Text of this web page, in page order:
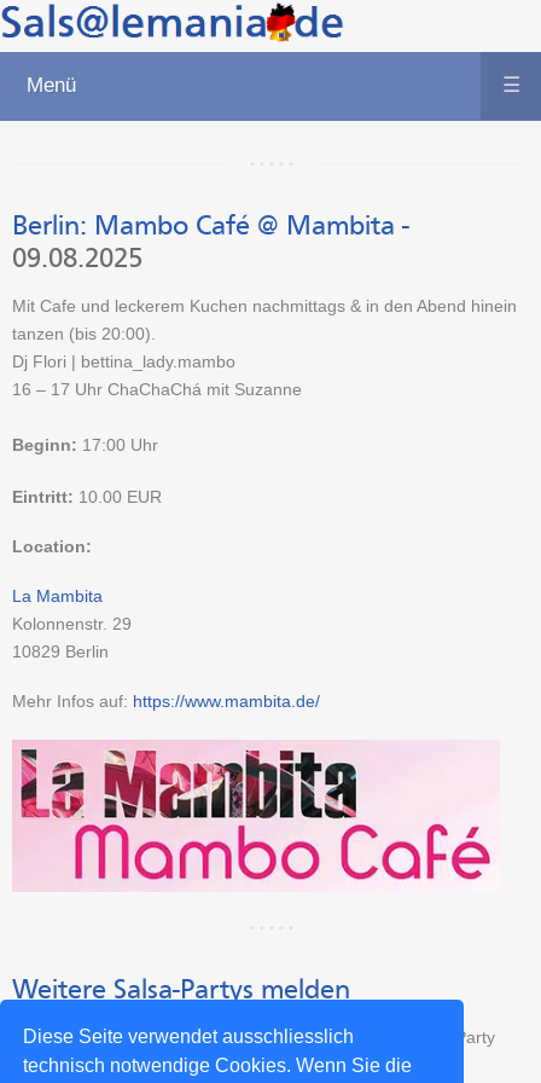
Diese Seite verwendet ausschliesslich
technisch notwendige Cookies. Wenn Sie die
Menü ☰
Berlin: Mambo Café @ Mambita -
09.08.2025
Mit Cafe und leckerem Kuchen nachmittags & in den Abend hinein
tanzen (bis 20:00).
Dj Flori | bettina_lady.mambo
16 – 17 Uhr ChaChaChá mit Suzanne
Beginn: 17:00 Uhr
Eintritt: 10.00 EUR
Location:
La Mambita
Kolonnenstr. 29
10829 Berlin
Mehr Infos auf: https://www.mambita.de/
Weitere Salsa-Partys melden
Das sind nicht alle Salsa-Partys? Dann trage Deine Salsa-Party
kostenlos hier ein: